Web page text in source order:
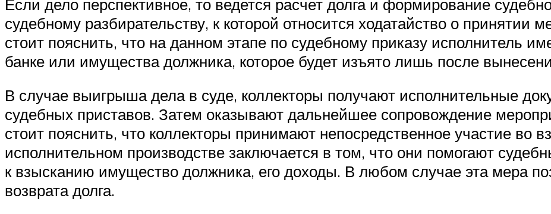
Если дело перспективное, то ведется расчет долга и формирование
судебному разбирательству, к которой относится ходатайство о принятии
стоит пояснить, что на данном этапе по судебному приказу исполнитель
банке или имущества должника, которое будет изъято лишь после
В случае выигрыша дела в суде, коллекторы получают исполнительные
судебных приставов. Затем оказывают дальнейшее сопровождение
стоит пояснить, что коллекторы принимают непосредственное участие во
исполнительном производстве заключается в том, что они помогают
к взысканию имущество должника, его доходы. В любом случае эта мера
возврата долга.